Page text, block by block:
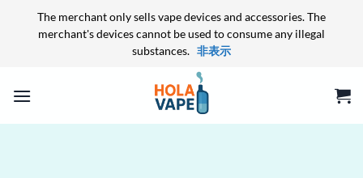
The merchant only sells vape devices and accessories. The
merchant's devices cannot be used to consume any illegal
substances. 非表示